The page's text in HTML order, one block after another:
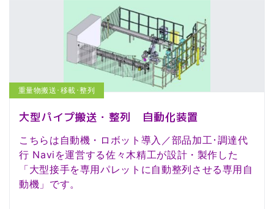
重量物搬送･移載･整列
大型パイプ搬送・整列 自動化装置
こちらは自動機・ロボット導入／部品加工･調達代
行 Naviを運営する佐々木精工が設計・製作した
「大型接手を専用パレットに自動整列させる専用自
動機」です。